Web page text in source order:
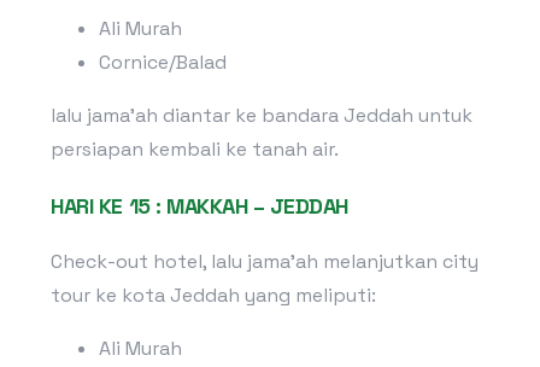
Ali Murah
Cornice/Balad
lalu jama’ah diantar ke bandara Jeddah untuk
persiapan kembali ke tanah air.
HARI KE 15 : MAKKAH – JEDDAH
Check-out hotel, lalu jama’ah melanjutkan city
tour ke kota Jeddah yang meliputi:
Ali Murah